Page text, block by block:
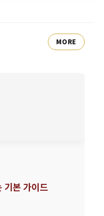
MORE
기본 가이드